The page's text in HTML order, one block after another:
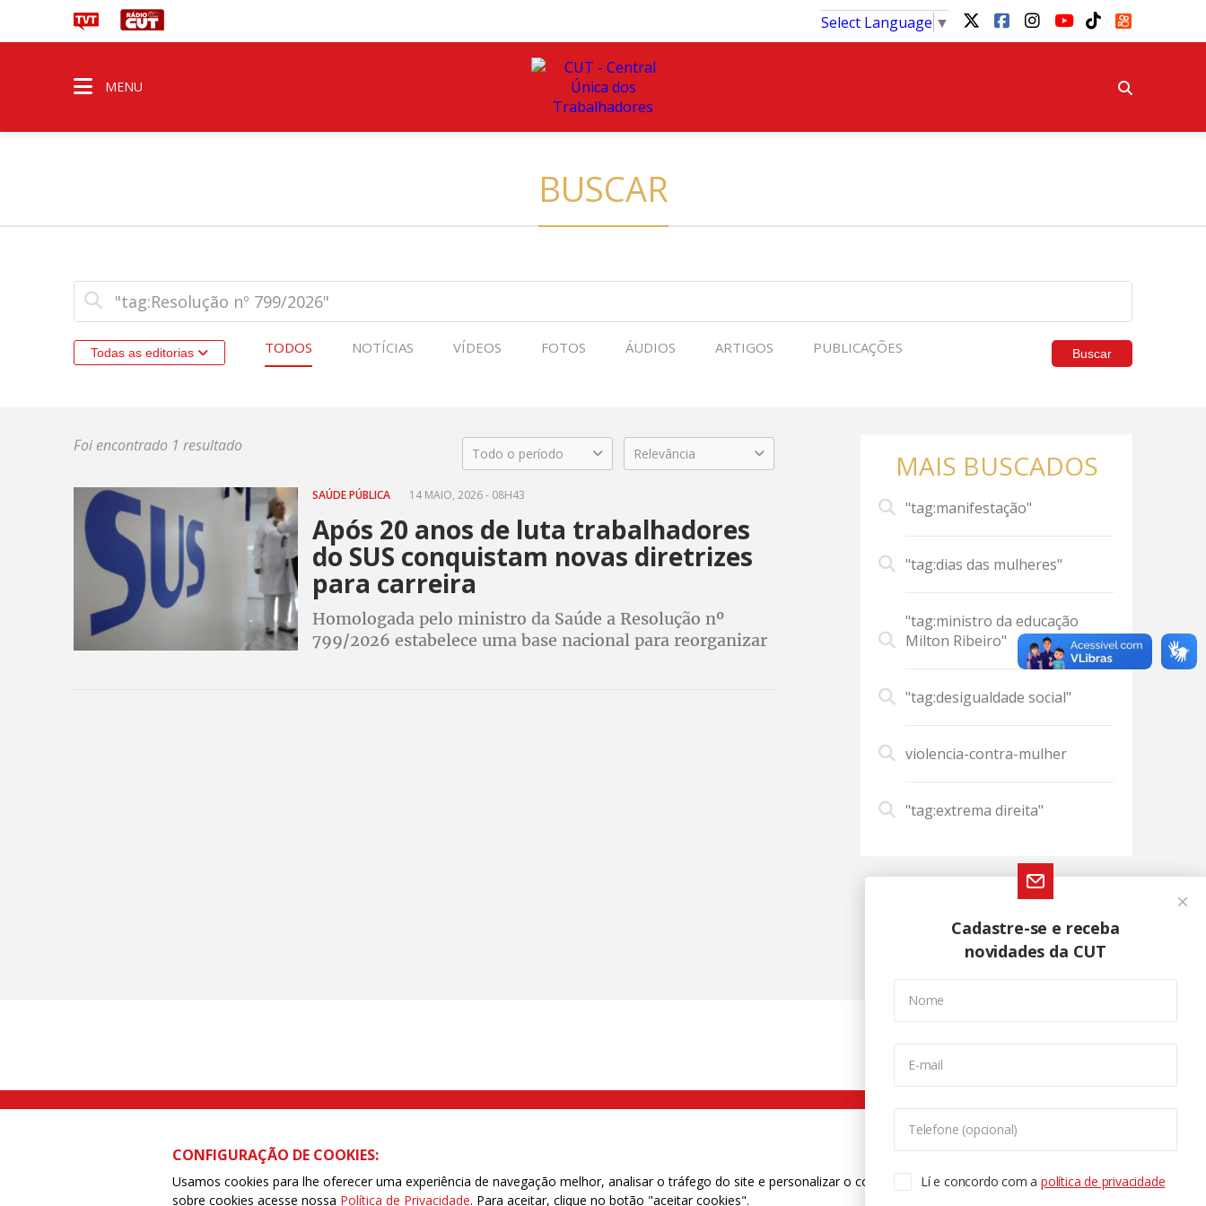
Select Language ▼
MENU
BUSCAR
Todas as editorias TODOS NOTÍCIAS VÍDEOS FOTOS ÁUDIOS ARTIGOS PUBLICAÇÕES Buscar
Foi encontrado 1 resultado Todo o período Relevância
SAÚDE PÚBLICA 14 MAIO, 2026 - 08H43
Após 20 anos de luta trabalhadores
do SUS conquistam novas diretrizes
para carreira
Homologada pelo ministro da Saúde a Resolução nº
799/2026 estabelece uma base nacional para reorganizar
MAIS BUSCADOS
"tag:manifestação"
"tag:dias das mulheres"
"tag:ministro da educação
Milton Ribeiro"
"tag:desigualdade social"
violencia-contra-mulher
"tag:extrema direita"
Cadastre-se e receba
novidades da CUT
Nome
E-mail
Telefone (opcional)
Lí e concordo com apolítica de privacidade
Rua Caetano Pinto nº 575 CEP 03041-000 Brás, São Paulo/SP | Telefone (11) 2108 9200 - Fax (11) 2108 9310
CONFIGURAÇÃO DE COOKIES:
Usamos cookies para lhe oferecer uma experiência de navegação melhor, analisar o tráfego do site e personalizar o conteúdo. Para saber mais
sobre cookies acesse nossa Política de Privacidade. Para aceitar, clique no botão "aceitar cookies".